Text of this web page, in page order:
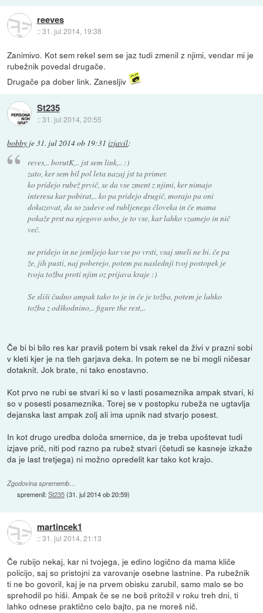
reeves
::31. jul 2014, 19:38
Zanimivo. Kot sem rekel sem se jaz tudi zmenil z njimi, vendar mi je
rubežnik povedal drugače.
Drugače pa dober link. Zanesljiv
St235
::31. jul 2014, 20:55
bobby je31. jul 2014 ob 19:31 izjavil:
reves,.. borutK,.. jst sem link,.. :)
zato, ker sem bil pol leta nazaj jst ta primer.
ko pridejo rubež prvič, se da vse zment z njimi, ker nimajo
interesa kar pobirat,.. ko pa pridejo drugič, morajo pa oni
dokazovat, da so zadeve od rubljenega človeka in če mama
pokaže prst na njegovo sobo, je to vse, kar lahko vzamejo in nič
več.
ne pridejo in ne jemljejo kar vse po vrsti, vsaj smeli ne bi. če pa
že, jih pusti, naj poberejo, potem pa naslednji tvoj postopek je
tvoja tožba proti njim oz prijava kraje :)
Se sliši čudno ampak tako to je in če je tožba, potem je lahko
tožba z odškodnino,.. figure the rest,..
Če bi bi bilo res kar praviš potem bi vsak rekel da živi v prazni sobi
v kleti kjer je na tleh garjava deka. In potem se ne bi mogli ničesar
dotaknit. Jok brate, ni tako enostavno.
Kot prvo ne rubi se stvari ki so v lasti posameznika ampak stvari, ki
so v posesti posameznika. Torej se v postopku rubeža ne ugtavlja
dejanska last ampak zolj ali ima upnik nad stvarjo posest.
In kot drugo uredba določa smernice, da je treba upoštevat tudi
izjave prič, niti pod razno pa rubež stvari (četudi se kasneje izkaže
da je last tretjega) ni možno opredelit kar tako kot krajo.
Zgodovina sprememb…
spremenil:St235(31. jul 2014 ob 20:59)
martincek1
::31. jul 2014, 21:13
Če rubijo nekaj, kar ni tvojega, je edino logično da mama kliče
policijo, saj so pristojni za varovanje osebne lastnine. Pa rubežnik
ti ne bo govoril, kaj je na prvem obisku zarubil, samo malo se bo
sprehodil po hiši. Ampak če se ne boš pritožil v roku treh dni, ti
lahko odnese praktično celo bajto, pa ne moreš nič.